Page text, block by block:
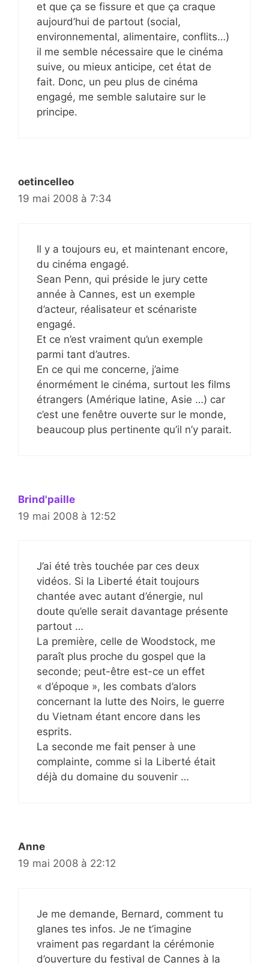
et que ça se fissure et que ça craque
aujourd’hui de partout (social,
environnemental, alimentaire, conflits…)
il me semble nécessaire que le cinéma
suive, ou mieux anticipe, cet état de
fait. Donc, un peu plus de cinéma
engagé, me semble salutaire sur le
principe.
oetincelleo
19 mai 2008 à 7:34
Il y a toujours eu, et maintenant encore,
du cinéma engagé.
Sean Penn, qui préside le jury cette
année à Cannes, est un exemple
d’acteur, réalisateur et scénariste
engagé.
Et ce n’est vraiment qu’un exemple
parmi tant d’autres.
En ce qui me concerne, j’aime
énormément le cinéma, surtout les films
étrangers (Amérique latine, Asie …) car
c’est une fenêtre ouverte sur le monde,
beaucoup plus pertinente qu’il n’y parait.
Brind'paille
19 mai 2008 à 12:52
J’ai été très touchée par ces deux
vidéos. Si la Liberté était toujours
chantée avec autant d’énergie, nul
doute qu’elle serait davantage présente
partout …
La première, celle de Woodstock, me
paraît plus proche du gospel que la
seconde; peut-être est-ce un effet
« d’époque », les combats d’alors
concernant la lutte des Noirs, le guerre
du Vietnam étant encore dans les
esprits.
La seconde me fait penser à une
complainte, comme si la Liberté était
déjà du domaine du souvenir …
Anne
19 mai 2008 à 22:12
Je me demande, Bernard, comment tu
glanes tes infos. Je ne t’imagine
vraiment pas regardant la cérémonie
d’ouverture du festival de Cannes à la